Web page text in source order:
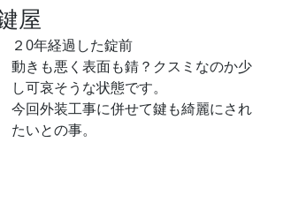
屋
２0年経過した錠前
動きも悪く表面も錆？クスミなのか少
し可哀そうな状態です。
今回外装工事に併せて鍵も綺麗にされ
たいとの事。